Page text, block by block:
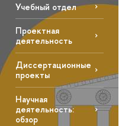
Учебный отдел
Проектная
деятельность
Диссертационные
проекты
Научная
деятельность:
обзор